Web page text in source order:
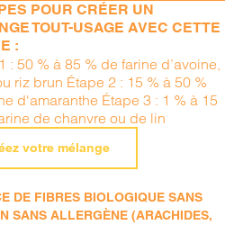
POUR CRÉER UN
TOUT-USAGE AVEC CETTE
:
: 50 % à 85 % de farine d’avoine,
riz brun Étape 2 : 15 % à 50 %
d'amaranthe Étape 3 : 1 % à 15
de chanvre ou de lin
votre mélange
DE FIBRES BIOLOGIQUE SANS
SANS ALLERGÈNE (ARACHIDES,